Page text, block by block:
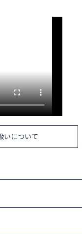
に入れる
知らせ
知らせ
いについて